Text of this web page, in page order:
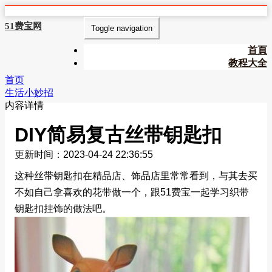
51费宝网 Toggle navigation
首頁
教程大全
首页
生活小妙招
内容详情
DIY简易复古丝带钥匙扣
更新时间：2023-04-24 22:36:55
这种丝带钥匙扣在精品店、饰品店里常常看到，与其去买
不如自己拿喜欢的花带做一个，跟51费宝一起学习织带
钥匙扣挂饰的做法吧。